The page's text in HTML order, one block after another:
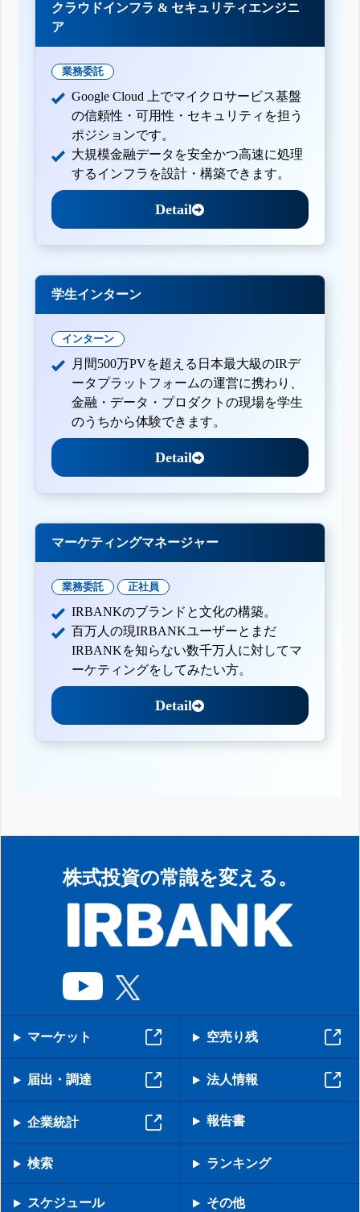
クラウドインフラ & セキュリティエンジニ
ア
業務委託
Google Cloud 上でマイクロサービス基盤
の信頼性・可用性・セキュリティを担う
ポジションです。
大規模金融データを安全かつ高速に処理
するインフラを設計・構築できます。
Detail
学生インターン
インターン
月間500万PVを超える日本最大級のIRデ
ータプラットフォームの運営に携わり、
金融・データ・プロダクトの現場を学生
のうちから体験できます。
Detail
マーケティングマネージャー
業務委託 正社員
IRBANKのブランドと文化の構築。
百万人の現IRBANKユーザーとまだ
IRBANKを知らない数千万人に対してマ
ーケティングをしてみたい方。
Detail
株式投資の常識を変える。
マーケット 空売り残
届出・調達 法人情報
企業統計 報告書
検索 ランキング
スケジュール その他